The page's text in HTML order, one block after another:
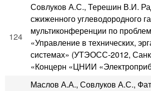
124
Совлуков А.С., Терешин В.И.
сжиженного углеводородного
мультиконференции по
«Управление в технических,
системах» (УТЭОСС-2012,
«Концерн «ЦНИИ
Маслов А.А., Совлуков А.С.,